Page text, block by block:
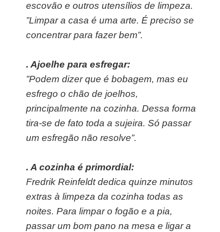
escovão e outros utensílios de limpeza.
”Limpar a casa é uma arte. É preciso se
concentrar para fazer bem”.
. Ajoelhe para esfregar:
”Podem dizer que é bobagem, mas eu
esfrego o chão de joelhos,
principalmente na cozinha. Dessa forma
tira-se de fato toda a sujeira. Só passar
um esfregão não resolve”.
. A cozinha é primordial:
Fredrik Reinfeldt dedica quinze minutos
extras à limpeza da cozinha todas as
noites. Para limpar o fogão e a pia,
passar um bom pano na mesa e ligar a